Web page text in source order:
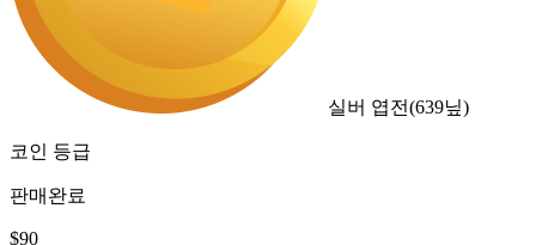
실버 엽전(639닢)
코인 등급
판매완료
$90